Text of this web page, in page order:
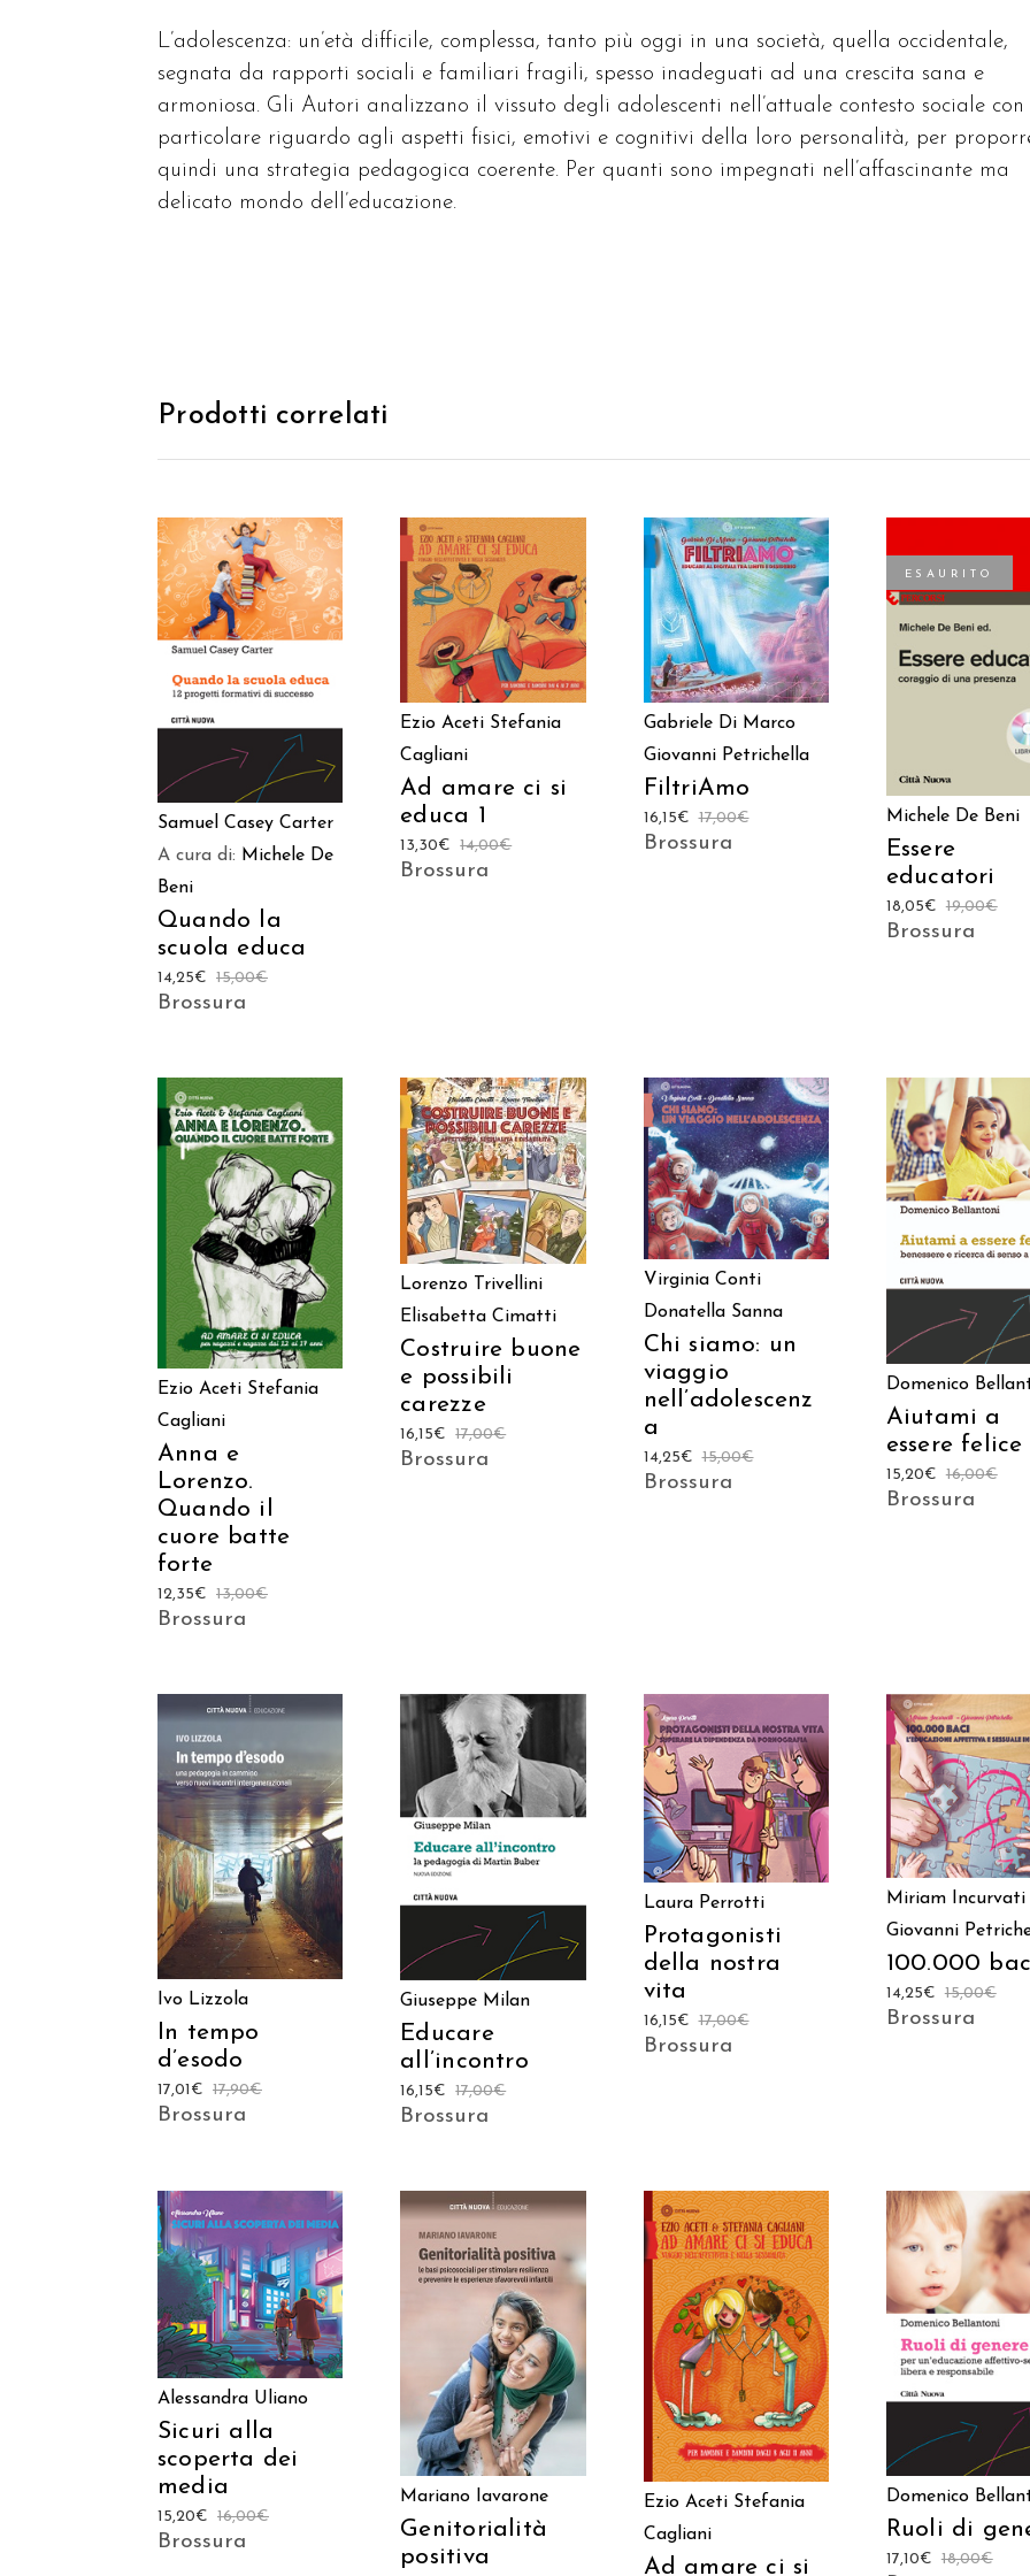
L’adolescenza: un’età difficile, complessa, tanto più oggi in una società, quella occidentale,
segnata da rapporti sociali e familiari fragili, spesso inadeguati ad una crescita sana e
armoniosa. Gli Autori analizzano il vissuto degli adolescenti nell’attuale contesto sociale con
particolare riguardo agli aspetti fisici, emotivi e cognitivi della loro personalità, per
quindi una strategia pedagogica coerente. Per quanti sono impegnati nell’affascinante ma
delicato mondo dell’educazione.
Prodotti correlati
AGGIUNGI AL
CARRELLO
Samuel Casey Carter
A cura di: Michele De
Beni
Quando la
scuola educa
15,00€
14,25€
Brossura
AGGIUNGI AL
CARRELLO
Ezio Aceti Stefania
Cagliani
Ad amare ci si
educa 1
14,00€
13,30€
Brossura
AGGIUNGI AL
CARRELLO
Gabriele Di Marco
Giovanni Petrichella
FiltriAmo
17,00€
16,15€
Brossura
ESAURITO
LEGGI TUTTO
Michele De Beni
Essere
educatori
19,00€
18,05€
Brossura
AGGIUNGI AL
CARRELLO
Ezio Aceti Stefania
Cagliani
Anna e
Lorenzo.
Quando il
cuore batte
forte
13,00€
12,35€
Brossura
AGGIUNGI AL
CARRELLO
Lorenzo Trivellini
Elisabetta Cimatti
Costruire buone
e possibili
carezze
17,00€
16,15€
Brossura
AGGIUNGI AL
CARRELLO
Virginia Conti
Donatella Sanna
Chi siamo: un
viaggio
nell’adolescenz
a
15,00€
14,25€
Brossura
AGGIUNGI AL
CARRELLO
Domenico
Aiutami a
essere felice
16,00€
15,20€
Brossura
AGGIUNGI AL
CARRELLO
Ivo Lizzola
In tempo
d’esodo
17,90€
17,01 €
Brossura
AGGIUNGI AL
CARRELLO
Giuseppe Milan
Educare
all’incontro
17,00€
16,15€
Brossura
AGGIUNGI AL
CARRELLO
Laura Perrotti
Protagonisti
della nostra
vita
17,00€
16,15€
Brossura
AGGIUNGI AL
CARRELLO
Miriam Incurvati
Giovanni
100.000
15,00€
14,25€
Brossura
AGGIUNGI AL
CARRELLO
Alessandra Uliano
Sicuri alla
scoperta dei
media
16,00€
15,20€
Brossura
AGGIUNGI AL
CARRELLO
Mariano Iavarone
Genitorialità
positiva
AGGIUNGI AL
CARRELLO
Ezio Aceti Stefania
Cagliani
Ad amare ci si
AGGIUNGI AL
CARRELLO
Domenico
Ruoli di
18,00€
17,10€